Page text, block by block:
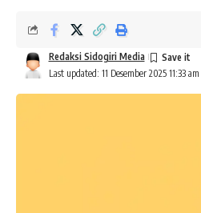
Last updated: 11 Desember 2025 11:33 am
Redaksi Sidogiri Media